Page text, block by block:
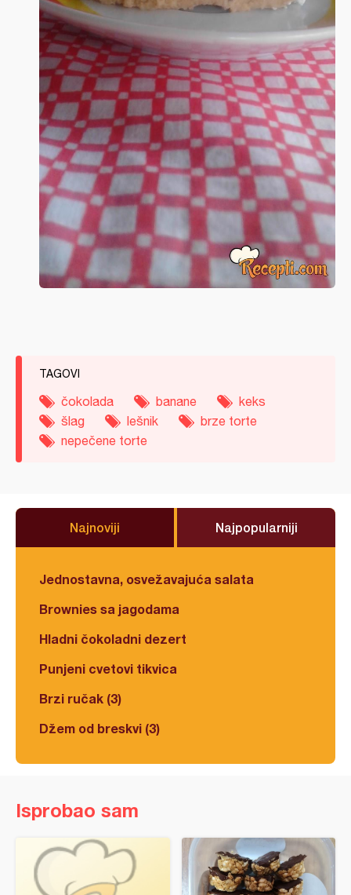
TAGOVI
čokolada banane
keks
šlag
lešnik
brze torte
nepečene torte
Najnoviji Najpopularniji
Jednostavna, osvežavajuća salata
Brownies sa jagodama
Hladni čokoladni dezert
Punjeni cvetovi tikvica
Brzi ručak (3)
Džem od breskvi (3)
Isprobao sam